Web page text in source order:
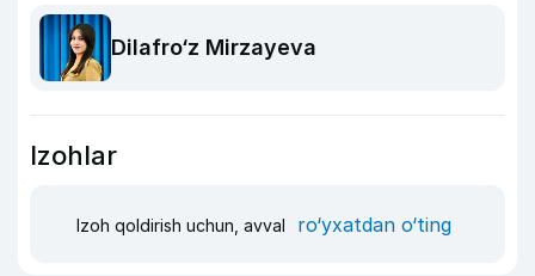
Dilafro‘z Mirzayeva
Izohlar
Izoh qoldirish uchun, avval ro‘yxatdan o‘ting